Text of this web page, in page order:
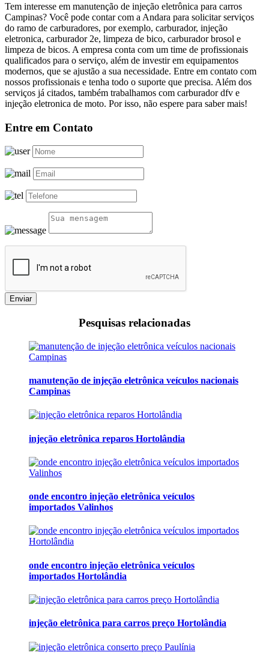
Tem interesse em manutenção de injeção eletrônica para carros
Campinas? Você pode contar com a Andara para solicitar serviços
do ramo de carburadores, por exemplo, carburador, injeção
eletronica, carburador 2e, limpeza de bico, carburador brosol e
limpeza de bicos. A empresa conta com um time de profissionais
qualificados para o serviço, além de investir em equipamentos
modernos, que se ajustão a sua necessidade. Entre em contato com
nossos profissionais e tenha todo o suporte que precisa. Além dos
serviços já citados, também trabalhamos com carburador dfv e
injeção eletronica de moto. Por isso, não espere para saber mais!
Entre em Contato
Enviar
Pesquisas relacionadas
manutenção de injeção eletrônica veículos nacionais
Campinas
injeção eletrônica reparos Hortolândia
onde encontro injeção eletrônica veículos
importados Valinhos
onde encontro injeção eletrônica veículos
importados Hortolândia
injeção eletrônica para carros preço Hortolândia